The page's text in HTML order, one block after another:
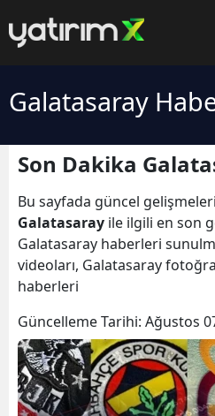
Galatasaray
Son Dakika
Bu sayfada güncel
Galatasaray ile ilgili en son
Galatasaray haberleri
videoları, Galatasaray
haberleri
Güncelleme Tarihi: Ağustos